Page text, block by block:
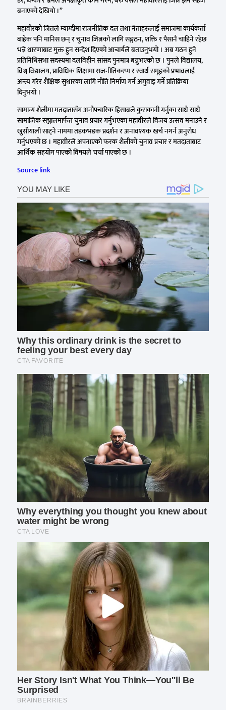
बनाएको देखियो ।”
महावीरको जितले म्याग्दीमा राजनीतिक दल तथा नेताहरुलाई समाजमा कार्यकर्ता
बाहेक पनि मानिस छन् र चुनाव जित्नको लागि सङ्गठन, शक्ति र पैसानै चाहिने रहेछ
भन्ने धारणाबाट मुक्त हुन सन्देश दिएको आचार्यले बताउनुभयो । अब गठन हुने
प्रतिनिधिसभा सदस्यमा दलविहीन सांसद पुनमात्र बन्नुभएको छ । पुनले विद्यालय,
विश्व विद्यालय, प्राविधिक शिक्षामा राजनीतिकरण र स्वार्थ समूहको प्रभावलाई
अन्त्य गरेर शैक्षिक सुधारका लागि नीति निर्माण गर्न अगुवाइ गर्ने प्रतिक्रिया
दिनुभयो ।
सामान्य शैलीमा मतदातासँग अनौपचारिक हिसाबले कुराकानी गर्नुका साथै साथै
सामाजिक सञ्जालमार्फत चुनाव प्रचार गर्नुभएका महावीरले विजय उत्सव मनाउने र
खुसीयाली साट्ने नाममा तडकभडक प्रदर्शन र अनावश्यक खर्च नगर्न अनुरोध
गर्नुभएको छ । महावीरले अपनाएको फरक शैलीको चुनाव प्रचार र मतदाताबाट
आर्थिक सहयोग पाएको विषयले चर्चा पाएको छ ।
Source link